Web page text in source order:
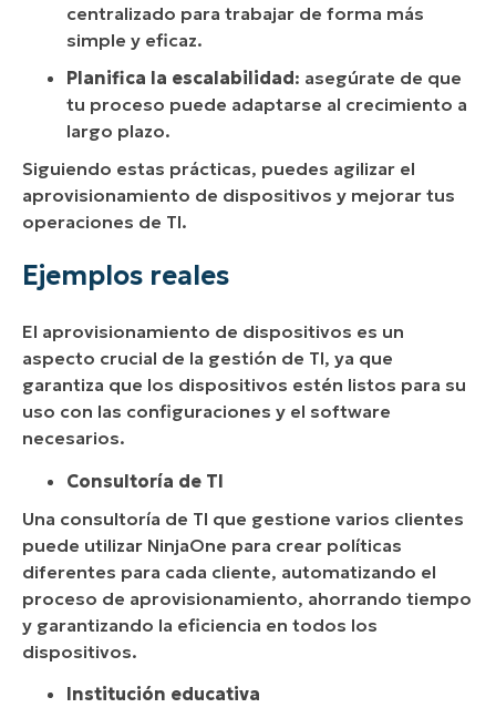
centralizado para trabajar de forma más
simple y eficaz.
Planifica la escalabilidad: asegúrate de que
tu proceso puede adaptarse al crecimiento a
largo plazo.
Siguiendo estas prácticas, puedes agilizar el
aprovisionamiento de dispositivos y mejorar tus
operaciones de TI.
Ejemplos reales
El aprovisionamiento de dispositivos es un
aspecto crucial de la gestión de TI, ya que
garantiza que los dispositivos estén listos para su
uso con las configuraciones y el software
necesarios.
Consultoría de TI
Una consultoría de TI que gestione varios clientes
puede utilizar NinjaOne para crear políticas
diferentes para cada cliente, automatizando el
proceso de aprovisionamiento, ahorrando tiempo
y garantizando la eficiencia en todos los
dispositivos.
Institución educativa